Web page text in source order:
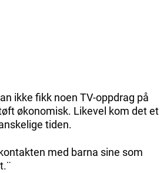
ikke fikk noen TV-oppdrag på
økonomisk. Likevel kom det et
tiden.
med barna sine som